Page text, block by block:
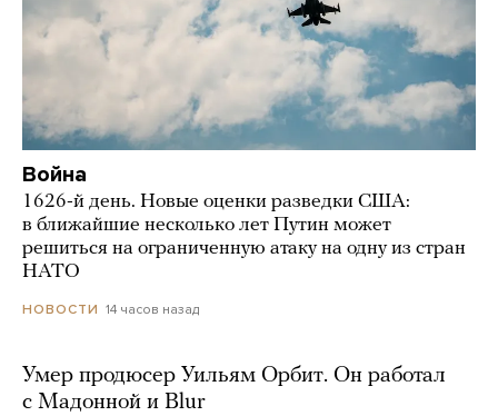
Война
1626-й день. Новые оценки разведки США:
в ближайшие несколько лет Путин может
решиться на ограниченную атаку на одну из стран
НАТО
НОВОСТИ 14 часов назад
Умер продюсер Уильям Орбит. Он работал
с Мадонной и Blur